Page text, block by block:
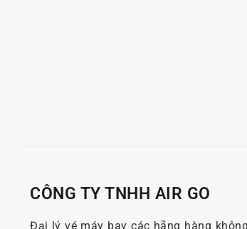
CÔNG TY TNHH AIR GO
Đại lý vé máy bay các hãng hàng